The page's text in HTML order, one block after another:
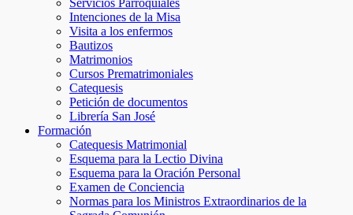
Servicios Parroquiales
Intenciones de la Misa
Visita a los enfermos
Bautizos
Matrimonios
Cursos Prematrimoniales
Catequesis
Petición de documentos
Librería San José
Formación
Catequesis Matrimonial
Esquema para la Lectio Divina
Esquema para la Oración Personal
Examen de Conciencia
Normas para los Ministros Extraordinarios de la